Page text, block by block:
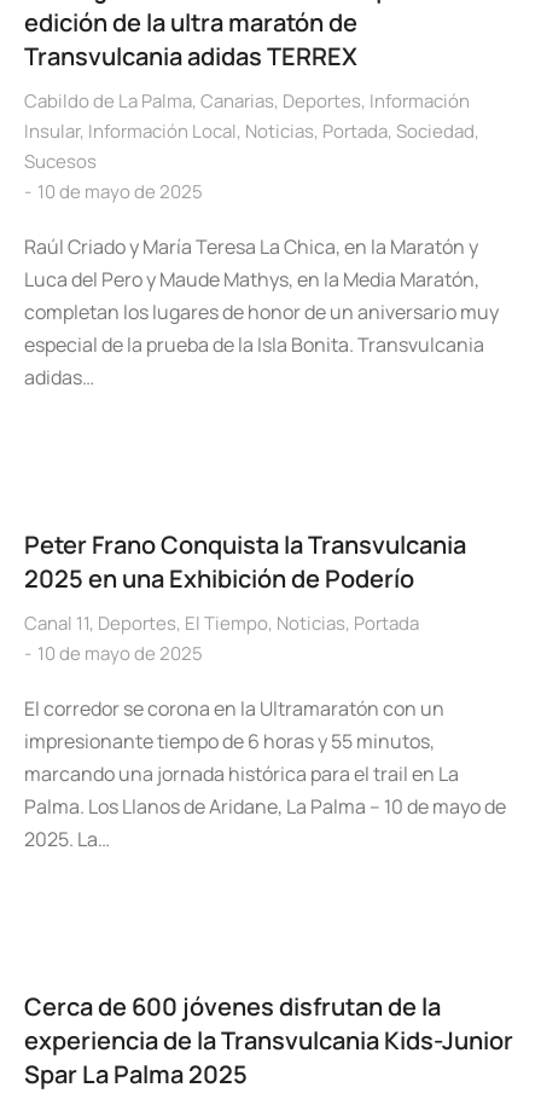
edición de la ultra maratón de
Transvulcania adidas TERREX
Cabildo de La Palma, Canarias, Deportes, Información
Insular, Información Local, Noticias, Portada, Sociedad,
Sucesos
10 de mayo de 2025
Raúl Criado y María Teresa La Chica, en la Maratón y
Luca del Pero y Maude Mathys, en la Media Maratón,
completan los lugares de honor de un aniversario muy
especial de la prueba de la Isla Bonita. Transvulcania
adidas…
Peter Frano Conquista la Transvulcania
2025 en una Exhibición de Poderío
Canal 11, Deportes, El Tiempo, Noticias, Portada
10 de mayo de 2025
El corredor se corona en la Ultramaratón con un
impresionante tiempo de 6 horas y 55 minutos,
marcando una jornada histórica para el trail en La
Palma. Los Llanos de Aridane, La Palma – 10 de mayo de
2025. La…
Cerca de 600 jóvenes disfrutan de la
experiencia de la Transvulcania Kids-Junior
Spar La Palma 2025